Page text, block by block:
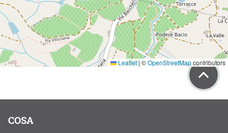
Leaflet | ©OpenStreetMapcontributors
COSA